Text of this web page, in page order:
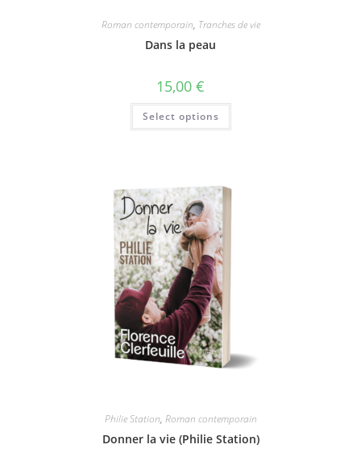
Roman contemporain, Tranches de vie
Dans la peau
15,00 €
Select options
Philie Station, Roman contemporain
Donner la vie (Philie Station)